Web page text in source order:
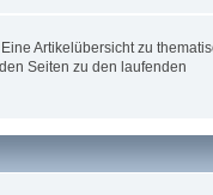
Artikelübersicht zu
Seiten zu den laufenden